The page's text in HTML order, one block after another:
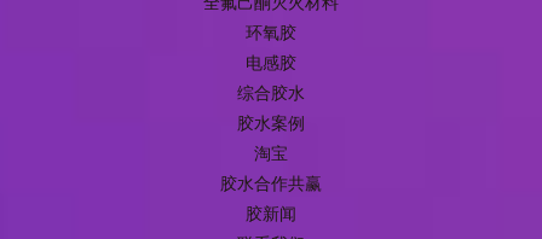
环氧胶
电感胶
综合胶水
胶水案例
淘宝
胶水合作共赢
胶新闻